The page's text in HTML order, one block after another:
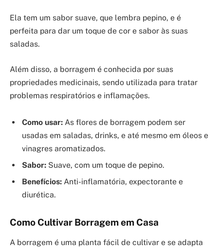
Ela tem um sabor suave, que lembra pepino, e é
perfeita para dar um toque de cor e sabor às suas
saladas.
Além disso, a borragem é conhecida por suas
propriedades medicinais, sendo utilizada para tratar
problemas respiratórios e inflamações.
Como usar: As flores de borragem podem ser
usadas em saladas, drinks, e até mesmo em óleos e
vinagres aromatizados.
Sabor: Suave, com um toque de pepino.
Benefícios: Anti-inflamatória, expectorante e
diurética.
Como Cultivar Borragem em Casa
A borragem é uma planta fácil de cultivar e se adapta